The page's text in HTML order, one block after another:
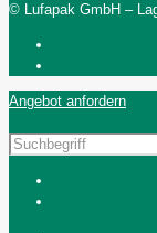
© Lufapak GmbH –
Angebot anfordern